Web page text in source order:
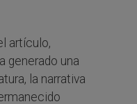
artículo,
generado una
la narrativa